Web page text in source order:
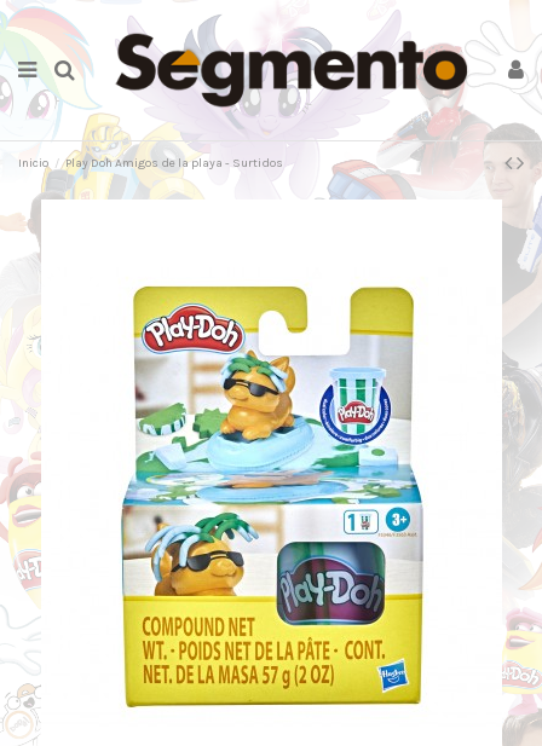
Inicio Play Doh Amigos de la playa - Surtidos